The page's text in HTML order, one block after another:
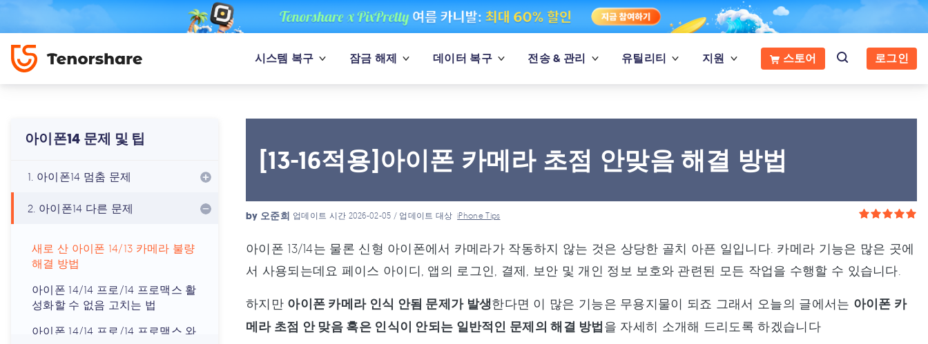
시스템 복구 잠금 해제 데이터 복구 전송 & 관리 유틸리티 지원 스토어 로그인
아이폰14 문제 및 팁
1. 아이폰14 멈춤 문제
2. 아이폰14 다른 문제
새로 산 아이폰 14/13 카메라 불량
해결 방법
아이폰 14/14 프로/14 프로맥스 활
성화할 수 없음 고치는 법
아이폰 14/14 프로/14 프로맥스 와
[13-16적용]아이폰 카메라 초점 안맞음 해결 방법
by 오준희 업데이트 시간 2026-02-05 / 업데이트 대상iPhone Tips
아이폰 13/14는 물론 신형 아이폰에서 카메라가 작동하지 않는 것은 상당한 골치 아픈 일입니다. 카메라 기능은 많은 곳에
서 사용되는데요 페이스 아이디, 앱의 로그인, 결제, 보안 및 개인 정보 보호와 관련된 모든 작업을 수행할 수 있습니다.
하지만 아이폰 카메라 인식 안됨 문제가 발생한다면 이 많은 기능은 무용지물이 되죠 그래서 오늘의 글에서는 아이폰 카
메라 초점 안 맞음 혹은 인식이 안되는 일반적인 문제의 해결 방법을 자세히 소개해 드리도록 하겠습니다